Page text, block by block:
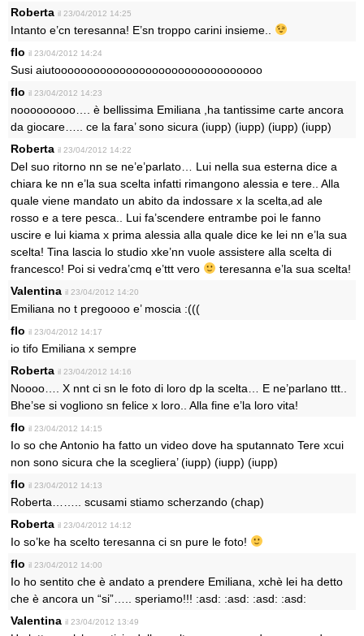
Roberta il 23/04/2012 14:25
Intanto e’cn teresanna! E’sn troppo carini insieme..
flo il 23/04/2012 14:24
Susi aiutoooooooooooooooooooooooooooooooo
flo il 23/04/2012 14:23
nooooooooo…. è bellissima Emiliana ,ha tantissime carte ancora
da giocare….. ce la fara’ sono sicura (iupp) (iupp) (iupp) (iupp)
Roberta il 23/04/2012 14:22
Del suo ritorno nn se ne’e’parlato… Lui nella sua esterna dice a
chiara ke nn e’la sua scelta infatti rimangono alessia e tere.. Alla
quale viene mandato un abito da indossare x la scelta,ad ale
rosso e a tere pesca.. Lui fa’scendere entrambe poi le fanno
uscire e lui kiama x prima alessia alla quale dice ke lei nn e’la sua
scelta! Tina lascia lo studio xke’nn vuole assistere alla scelta di
francesco! Poi si vedra’cmq e’ttt vero
teresanna e’la sua scelta!
Valentina il 23/04/2012 14:20
Emiliana no t pregoooo e’ moscia :(((
flo il 23/04/2012 14:17
io tifo Emiliana x sempre
Roberta il 23/04/2012 14:16
Noooo…. X nnt ci sn le foto di loro dp la scelta… E ne’parlano ttt..
Bhe’se si vogliono sn felice x loro.. Alla fine e’la loro vita!
flo il 23/04/2012 14:15
Io so che Antonio ha fatto un video dove ha sputannato Tere xcui
non sono sicura che la scegliera’ (iupp) (iupp) (iupp)
flo il 23/04/2012 14:13
Roberta…….. scusami stiamo scherzando (chap)
Roberta il 23/04/2012 14:12
Io so’ke ha scelto teresanna ci sn pure le foto!
flo il 23/04/2012 14:00
Io ho sentito che è andato a prendere Emiliana, xchè lei ha detto
che è ancora un “si”….. speriamo!!! :asd: :asd: :asd: :asd:
Valentina il 23/04/2012 13:49